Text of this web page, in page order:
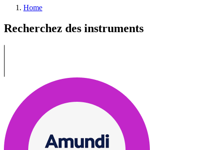
Home
Recherchez des instruments